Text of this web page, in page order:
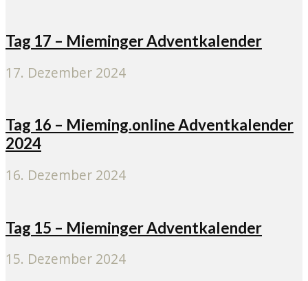
Tag 17 – Mieminger Adventkalender
17. Dezember 2024
Tag 16 – Mieming.online Adventkalender
2024
16. Dezember 2024
Tag 15 – Mieminger Adventkalender
15. Dezember 2024